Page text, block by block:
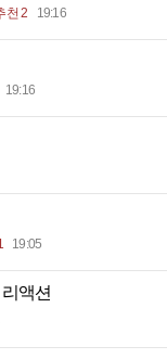
천 2 19:16
19:16
19:05
액션